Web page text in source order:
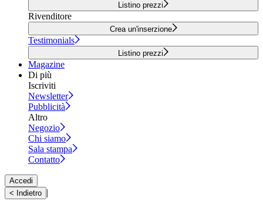
Listino prezzi
Rivenditore
Crea un'inserzione
Testimonials
Listino prezzi
Magazine
Di più
Iscriviti
Newsletter
Pubblicità
Altro
Negozio
Chi siamo
Sala stampa
Contatto
Accedi
< Indietro |